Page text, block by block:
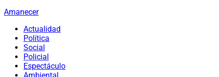
Amanecer
Actualidad
Política
Social
Policial
Espectáculo